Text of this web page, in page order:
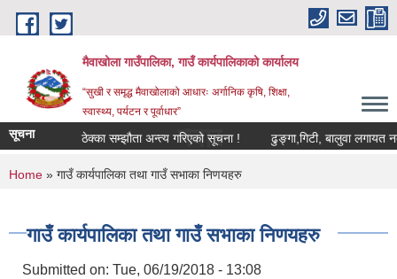
Skip to main content
मैवाखोला गाउँपालिका, गाउँ कार्यपालिकाको कार्यालय
“सुखी र समृद्ध मैवाखोलाको आधारः अर्गानिक कृषि, शिक्षा,
स्वास्थ्य, पर्यटन र पूर्वाधार”
मैवाखोला गाउँपालिकामा
सूचना
! ठेक्का सम्झौता अन्त्य गरिएको सूचना ! ढुङ्गा,गिटी, बालुवा लगायत
You are here
Home » गाउँ कार्यपालिका तथा गाउँ सभाका निणयहरु
गाउँ कार्यपालिका तथा गाउँ सभाका निणयहरु
Submitted on: Tue, 06/19/2018 - 13:08